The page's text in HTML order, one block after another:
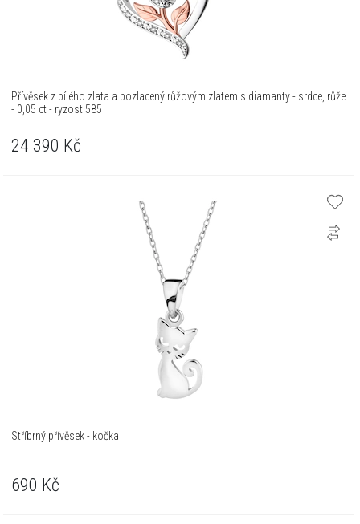
Přívěsek z bílého zlata a pozlacený růžovým zlatem s diamanty - srdce, růže
- 0,05 ct - ryzost 585
24 390 Kč
Stříbrný přívěsek - kočka
690 Kč